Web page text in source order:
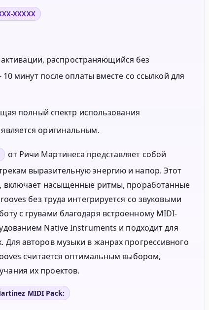
XXXXX
распространяющийся без
минут после оплаты вместе со ссылкой для
полный спектр использования
является оригинальным.
от Ричи Мартинеса представляет собой
выразительную энергию и напор. Этот
включает насыщенные ритмы, проработанные
без труда интегрируется со звуковыми
с грувами благодаря встроенному MIDI-
Native Instruments и подходит для
авторов музыки в жанрах прогрессивного
считается оптимальным выбором,
их проектов.
MIDI Pack: